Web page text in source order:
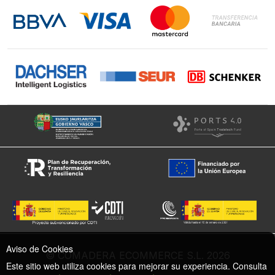
Instagram
Facebook
© COMADERA ECOMMERCE S.L. 2026
Aviso de Cookies
Este sitio web utiliza cookies para mejorar su experiencia. Consulta